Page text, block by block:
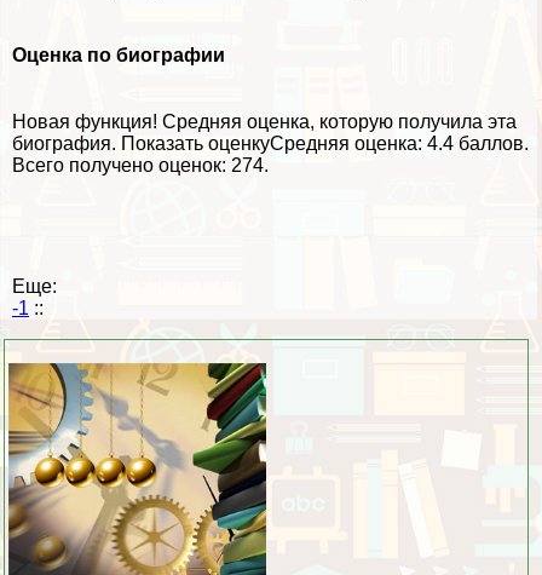
Оценка по биографии
Новая функция! Средняя оценка, которую получила эта
биография. Показать оценкуСредняя оценка: 4.4 баллов.
Всего получено оценок: 274.
Еще:
-1 ::